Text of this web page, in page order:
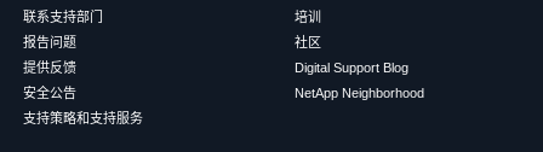
联系支持部门
报告问题
提供反馈
安全公告
支持策略和支持服务
培训
社区
Digital Support Blog
NetApp Neighborhood